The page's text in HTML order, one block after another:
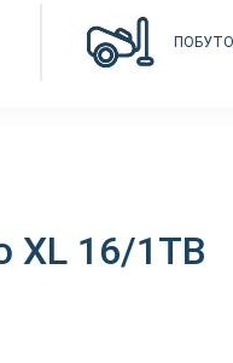
XL 16/1TB